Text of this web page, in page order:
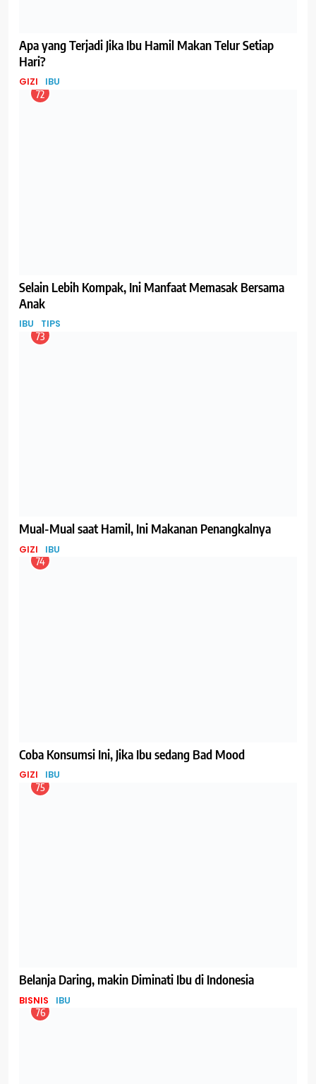
GIZI IBU
74
Coba Konsumsi Ini, Jika Ibu sedang Bad Mood
AIMI Ajak Dukung Ibu Menyusui untuk Memperkecil
Kesenjangan
78
Kunci Supaya Tulang Sehat dan Kuat Hingga Tua
79
Menyusui Bisa Membuat Langsing, Benarkah?
80
Tentang Metode Freeze Drying yang digunakan untuk
Membuat ASI Bubuk dan Gizi dalam ASI Bubuk
GIZI IBU
81